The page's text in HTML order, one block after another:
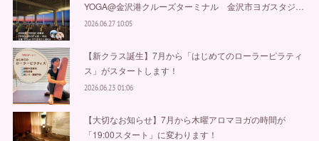
YOGA@金沢港クルーズターミナル 金沢市ヨガスタジ…
2026.06.27 10:05
【新クラス誕生】7月から「はじめてのローラーピラティ
ス」がスタートします！
2026.06.23 01:06
【大切なお知らせ】7月から木曜アロマヨガの時間が
「19:00スタート」に変わります！